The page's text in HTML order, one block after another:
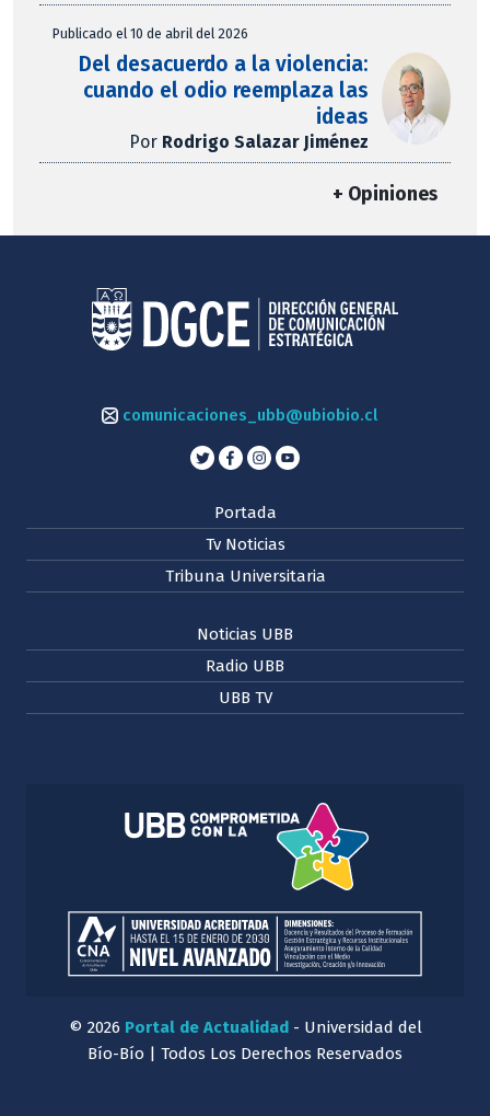
Publicado el 10 de abril del 2026
Del desacuerdo a la violencia:
cuando el odio reemplaza las
ideas
Por Rodrigo Salazar Jiménez
+ Opiniones
comunicaciones_ubb@ubiobio.cl
Portada
Tv Noticias
Tribuna Universitaria
Noticias UBB
Radio UBB
UBB TV
© 2026 Portal de Actualidad- Universidad del
Bío-Bío | Todos Los Derechos Reservados